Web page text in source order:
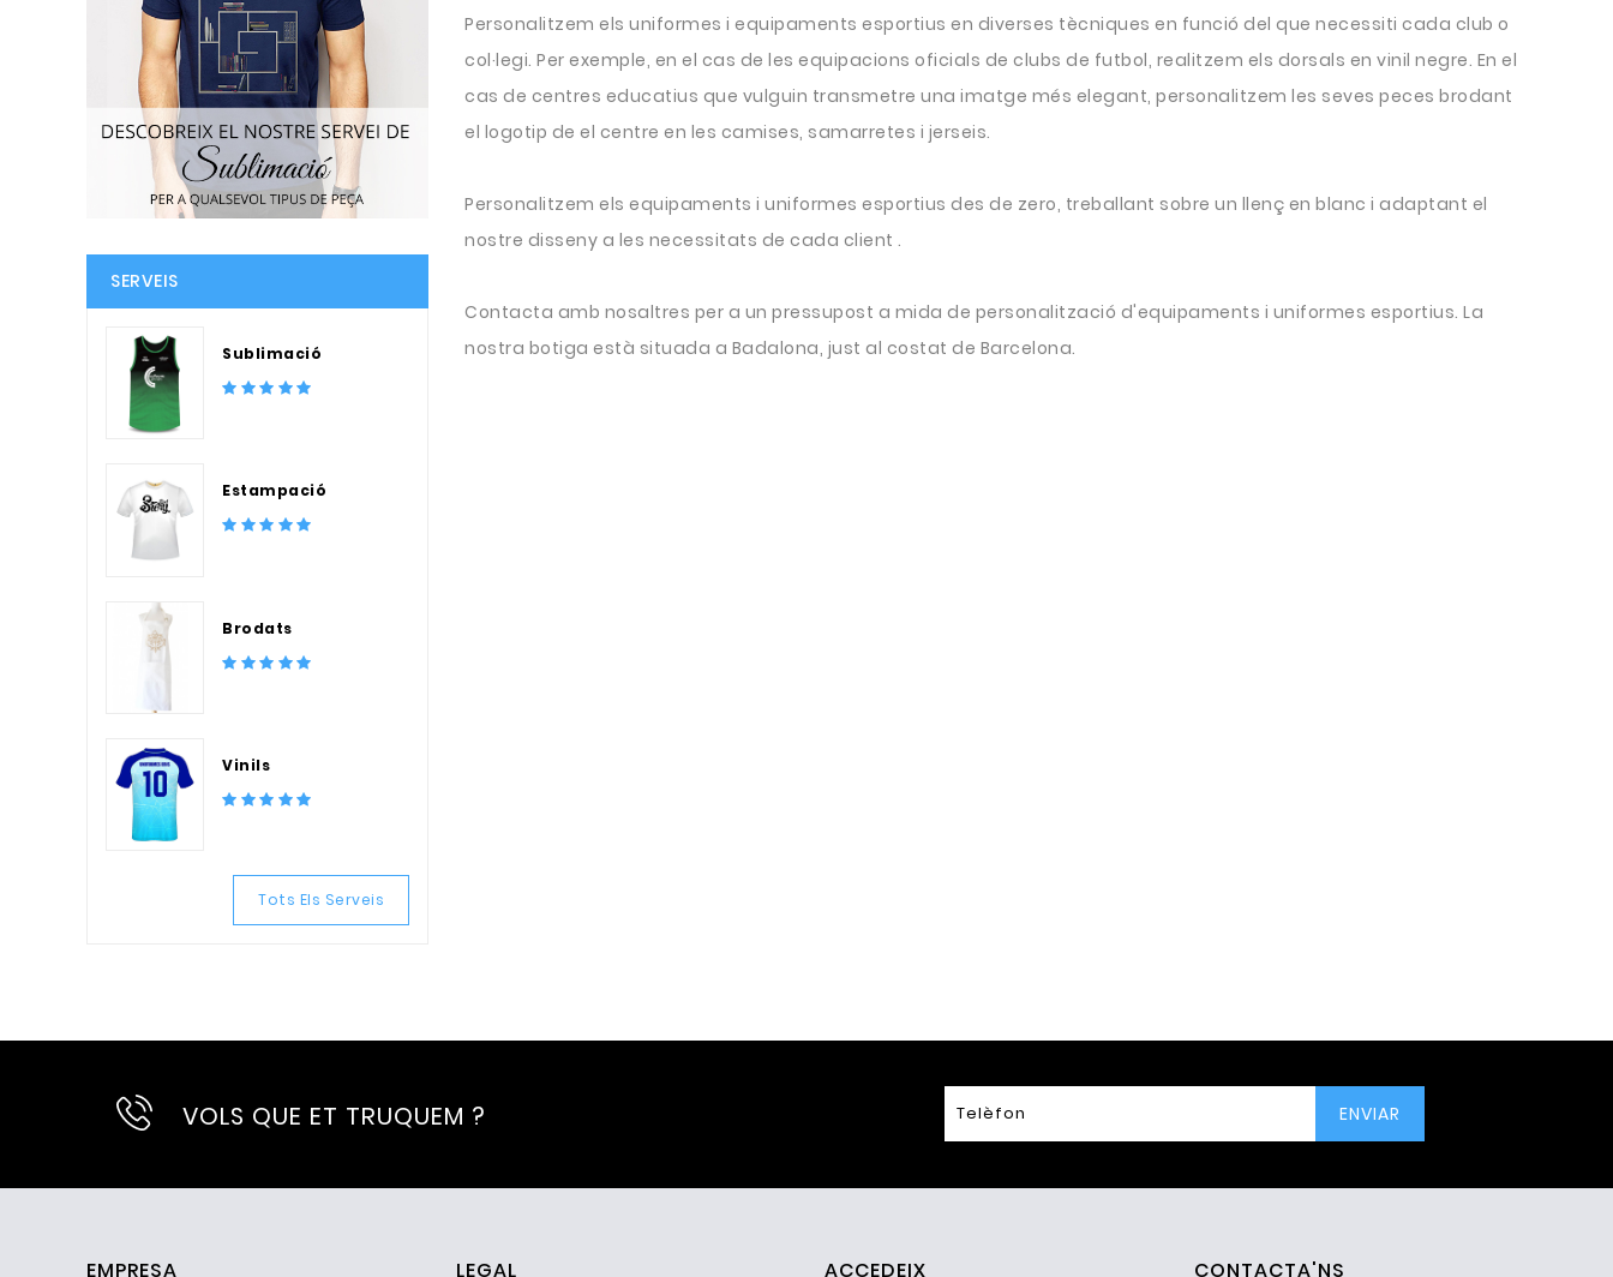
SERVEIS
Sublimació
Estampació
Brodats
Vinils
Tots Els Serveis
Personalitzem els uniformes i equipaments esportius en diverses tècniques en funció del que necessiti cada club o
col·legi. Per exemple, en el cas de les equipacions oficials de clubs de futbol, realitzem els dorsals en vinil negre. En el
cas de centres educatius que vulguin transmetre una imatge més elegant, personalitzem les seves peces brodant
el logotip de el centre en les camises, samarretes i jerseis.
Personalitzem els equipaments i uniformes esportius des de zero, treballant sobre un llenç en blanc i adaptant el
nostre disseny a les necessitats de cada client .
Contacta amb nosaltres per a un pressupost a mida de personalització d'equipaments i uniformes esportius. La
nostra botiga està situada a Badalona, just al costat de Barcelona.
VOLS QUE ET TRUQUEM ?
EMPRESA LEGAL ACCEDEIX CONTACTA'NS